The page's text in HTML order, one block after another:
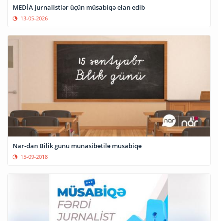
MEDİA jurnalistlər üçün müsabiqə elan edib
13-05-2026
Nar-dan Bilik günü münasibətilə müsabiqə
15-09-2018